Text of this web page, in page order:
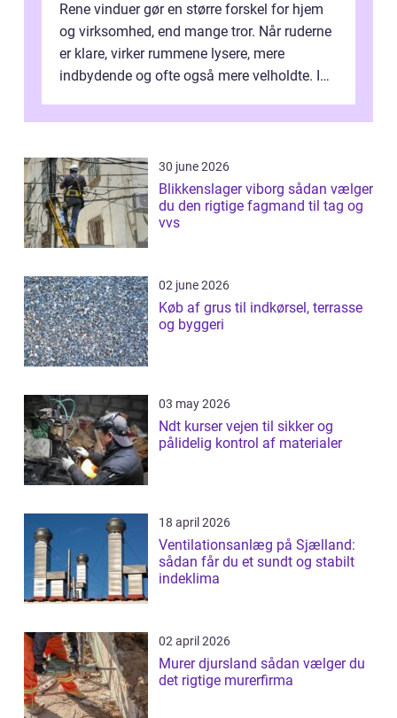
Rene vinduer gør en større forskel for hjem
og virksomhed, end mange tror. Når ruderne
er klare, virker rummene lysere, mere
indbydende og ofte også mere velholdte. I
30 june 2026
Blikkenslager viborg sådan vælger
du den rigtige fagmand til tag og
vvs
02 june 2026
Køb af grus til indkørsel, terrasse
og byggeri
03 may 2026
Ndt kurser vejen til sikker og
pålidelig kontrol af materialer
18 april 2026
Ventilationsanlæg på Sjælland:
sådan får du et sundt og stabilt
indeklima
02 april 2026
Murer djursland sådan vælger du
det rigtige murerfirma